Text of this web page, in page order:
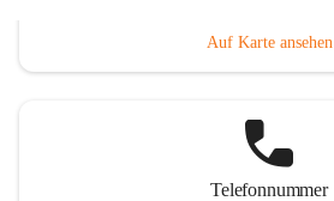
Auf Karte ansehen
Telefonnummer